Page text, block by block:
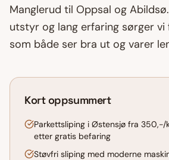
Manglerud til Oppsal og Abildsø
utstyr og lang erfaring sørger
som både ser bra ut og varer
Kort oppsummert
Parkettsliping i Østensjø fra
etter gratis befaring
Støvfri sliping med moderne